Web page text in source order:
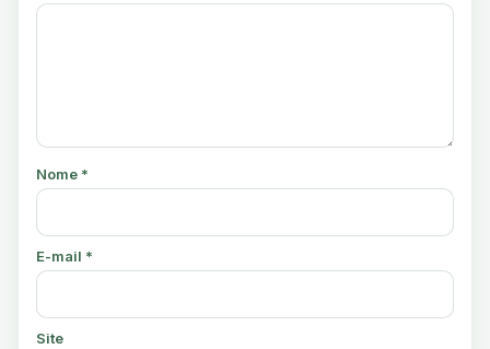
Nome *
E-mail *
Site